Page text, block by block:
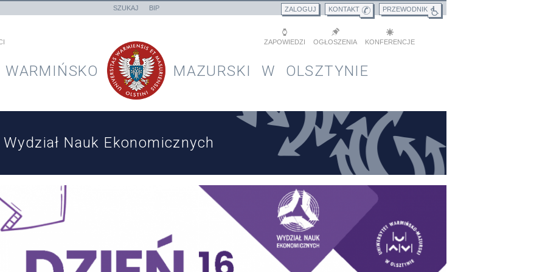
SZUKAJ BIP PRZEWODNIK
KONTAKT
ZALOGUJ
KONFERENCJE
OGŁOSZENIA
ZAPOWIEDZI
WARMIŃSKO MAZURSKI W OLSZTYNIE
Wydział Nauk Ekonomicznych